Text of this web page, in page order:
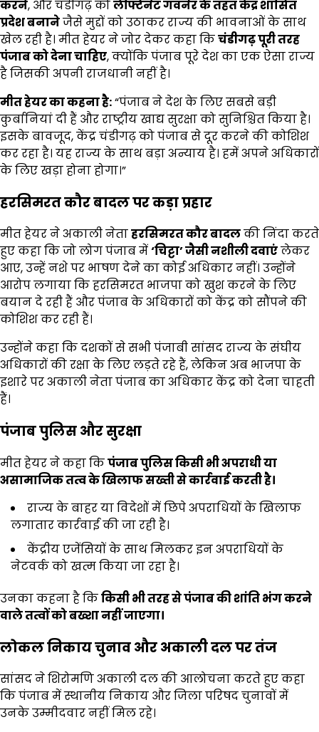
करने, और चंडीगढ़ कोलेफ्टिनेंट गवर्नर के तहत केंद्र शासित
प्रदेश बनानेजैसे मुद्दों को उठाकर राज्य की भावनाओं के साथ
खेल रही है। मीत हेयर ने जोर देकर कहा किचंडीगढ़ पूरी तरह
पंजाब को देना चाहिए, क्योंकि पंजाब पूरे देश का एक ऐसा राज्य
है जिसकी अपनी राजधानी नहीं है।
मीत हेयर का कहना है:“पंजाब ने देश के लिए सबसे बड़ी
कुर्बानियां दी हैं और राष्ट्रीय खाद्य सुरक्षा को सुनिश्चित किया है।
इसके बावजूद, केंद्र चंडीगढ़ को पंजाब से दूर करने की कोशिश
कर रहा है। यह राज्य के साथ बड़ा अन्याय है। हमें अपने अधिकारों
के लिए खड़ा होना होगा।”
हरसिमरत कौर बादल पर कड़ा प्रहार
मीत हेयर ने अकाली नेताहरसिमरत कौर बादलकी निंदा करते
हुए कहा कि जो लोग पंजाब में‘चिट्टा’जैसी नशीली दवाएंलेकर
आए, उन्हें नशे पर भाषण देने का कोई अधिकार नहीं। उन्होंने
आरोप लगाया कि हरसिमरत भाजपा को खुश करने के लिए
बयान दे रही हैं और पंजाब के अधिकारों को केंद्र को सौंपने की
कोशिश कर रही हैं।
उन्होंने कहा कि दशकों से सभी पंजाबी सांसद राज्य के संघीय
अधिकारों की रक्षा के लिए लड़ते रहे हैं, लेकिन अब भाजपा के
इशारे पर अकाली नेता पंजाब का अधिकार केंद्र को देना चाहती
हैं।
पंजाब पुलिस और सुरक्षा
मीत हेयर ने कहा किपंजाब पुलिस किसी भी अपराधी या
असामाजिक तत्व के खिलाफ सख्ती से कार्रवाई करती है।
राज्य के बाहर या विदेशों में छिपे अपराधियों के खिलाफ
लगातार कार्रवाई की जा रही है।
केंद्रीय एजेंसियों के साथ मिलकर इन अपराधियों के
नेटवर्क को खत्म किया जा रहा है।
उनका कहना है किकिसी भी तरह से पंजाब की शांति भंग करने
वाले तत्वों को बख्शा नहीं जाएगा।
लोकल निकाय चुनाव और अकाली दल पर तंज
सांसद ने शिरोमणि अकाली दल की आलोचना करते हुए कहा
कि पंजाब में स्थानीय निकाय और जिला परिषद चुनावों में
उनके उम्मीदवार नहीं मिल रहे।